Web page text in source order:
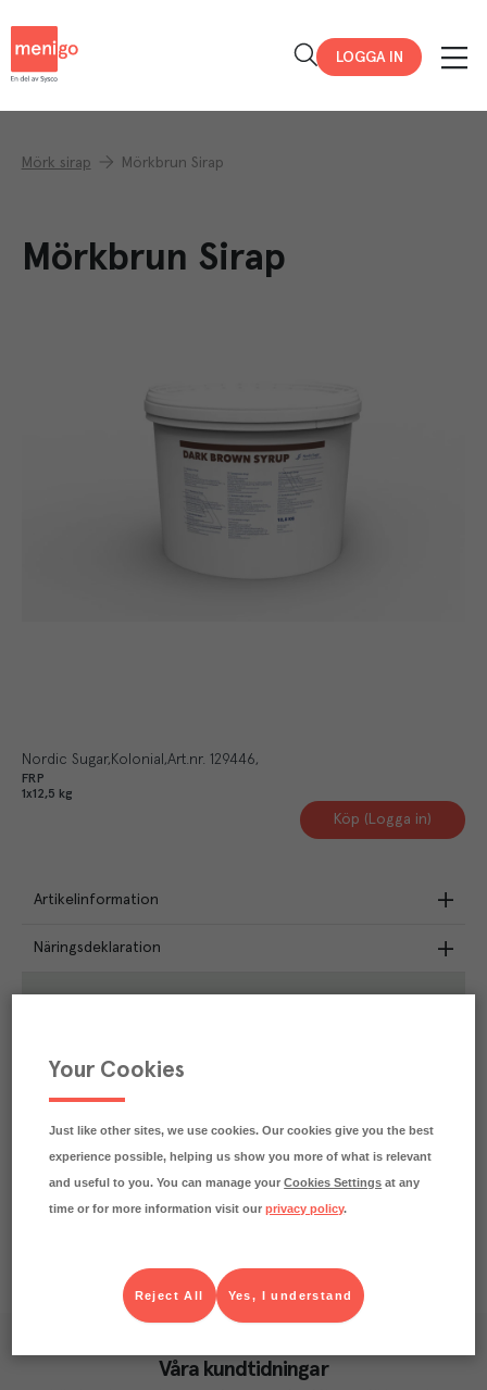
LOGGA IN
Mörk sirap Mörkbrun Sirap
Mörkbrun Sirap
Nordic Sugar Kolonial Art.nr. 129446
FRP
1x12,5 kg
Köp (Logga in)
Artikelinformation
Näringsdeklaration
utsläppen av 0.4 kg koldioxid.
Våra kundtidningar
Your Cookies
Just like other sites, we use cookies. Our cookies give you the best
experience possible, helping us show you more of what is relevant
and useful to you. You can manage yourCookies Settings at any
time or for more information visit ourprivacy policy.
Yes, I understand
Reject All